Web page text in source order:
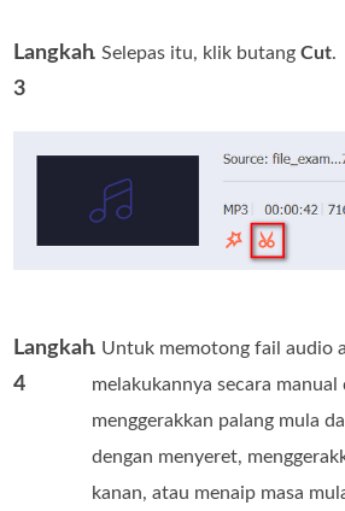
Langkah
3
. Selepas itu, klik butangCut.
Langkah
4
. Untuk memotong fail audio
melakukannya secara manual
menggerakkan palang mula
dengan menyeret,
kanan, atau menaip masa